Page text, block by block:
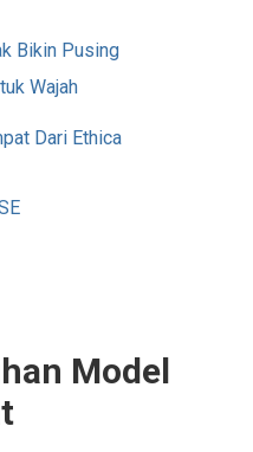
Bikin Pusing
Wajah
Dari Ethica
Model